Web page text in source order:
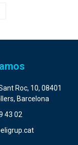
Roc, 10, 08401
Barcelona
43 02